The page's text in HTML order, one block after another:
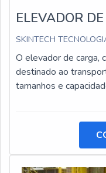
ELEVADOR
SKINTECH
O elevador de carga,
destinado ao
tamanhos e